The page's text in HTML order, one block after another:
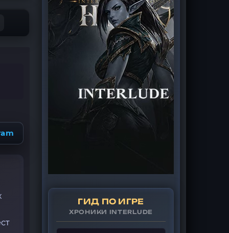
ГИД ПО ИГРЕ
ХРОНИКИ INTERLUDE